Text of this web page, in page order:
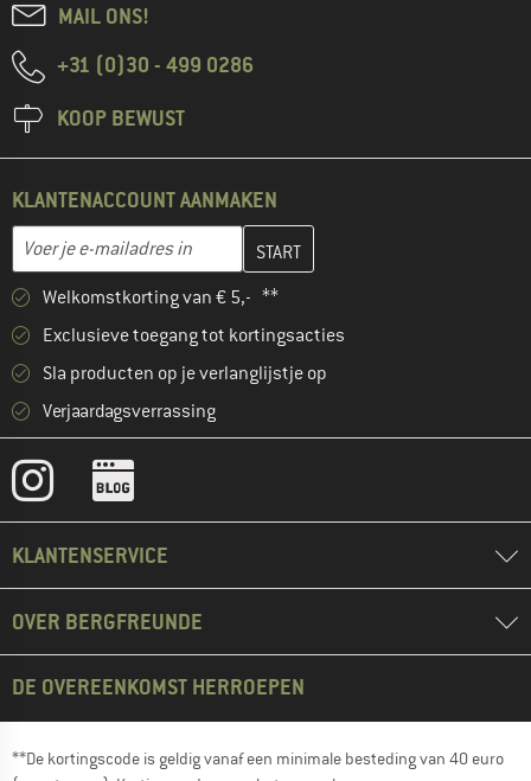
MAIL ONS!
+31 (0)30 - 499 0286
KOOP BEWUST
KLANTENACCOUNT AANMAKEN
E-mailadres
Vul je e-mailadres hier in en maak in de volgende stap je
Welkomstkorting van € 5,- **
Exclusieve toegang tot kortingsacties
Sla producten op je verlanglijstje op
Verjaardagsverrassing
KLANTENSERVICE
OVER BERGFREUNDE
DE OVEREENKOMST HERROEPEN
**De kortingscode is geldig vanaf een minimale besteding van 40 euro